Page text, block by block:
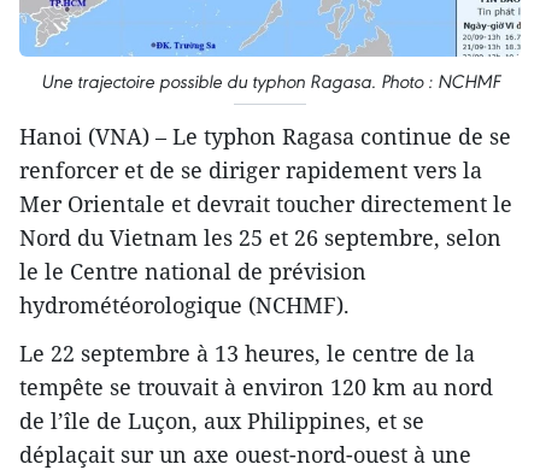
Une trajectoire possible du typhon Ragasa. Photo : NCHMF
Hanoi (VNA) – Le typhon Ragasa continue de se
renforcer et de se diriger rapidement vers la
Mer Orientale et devrait toucher directement le
Nord du Vietnam les 25 et 26 septembre, selon
le le Centre national de prévision
hydrométéorologique (NCHMF).
Le 22 septembre à 13 heures, le centre de la
tempête se trouvait à environ 120 km au nord
de l’île de Luçon, aux Philippines, et se
déplaçait sur un axe ouest-nord-ouest à une